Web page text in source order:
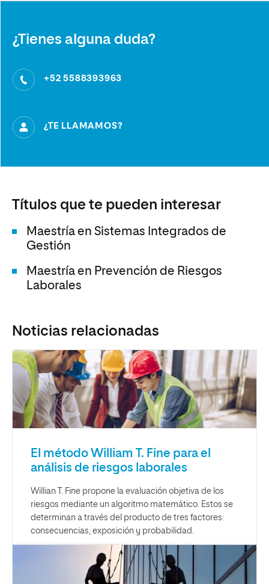
¿Tienes alguna duda?
+52 5588393963
¿TE LLAMAMOS?
Títulos que te pueden interesar
Maestría en Sistemas Integrados de
Gestión
Maestría en Prevención de Riesgos
Laborales
Noticias relacionadas
El método William T. Fine para el
análisis de riesgos laborales
Willian T. Fine propone la evaluación objetiva de los
riesgos mediante un algoritmo matemático. Estos se
determinan a través del producto de tres factores:
consecuencias, exposición y probabilidad.